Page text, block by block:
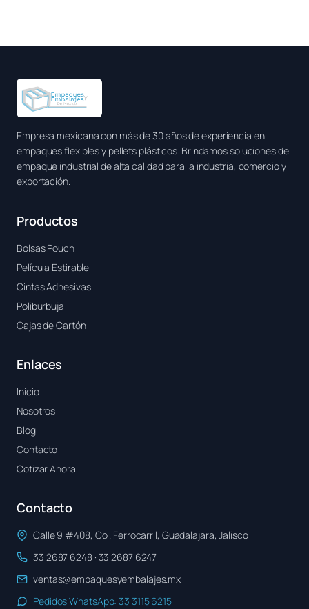
Empresa mexicana con más de 30 años de experiencia en
empaques flexibles y pellets plásticos. Brindamos soluciones de
empaque industrial de alta calidad para la industria, comercio y
exportación.
Productos
Bolsas Pouch
Película Estirable
Cintas Adhesivas
Poliburbuja
Cajas de Cartón
Enlaces
Inicio
Nosotros
Blog
Contacto
Cotizar Ahora
Contacto
Calle 9 #408, Col. Ferrocarril, Guadalajara, Jalisco
33 2687 6248 · 33 2687 6247
ventas@empaquesyembalajes.mx
Pedidos WhatsApp: 33 3115 6215